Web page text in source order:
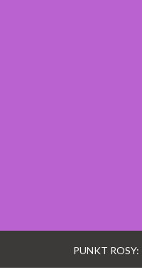
PUNKT ROSY: